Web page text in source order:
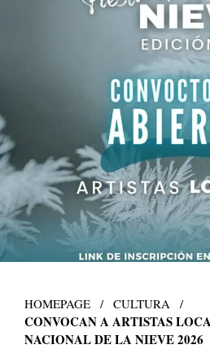
HOMEPAGE CULTURA
CONVOCAN A ARTISTAS
NACIONAL DE LA NIEVE 2026